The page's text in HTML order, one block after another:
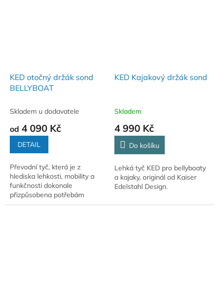
KED otočný držák sond
BELLYBOAT
Skladem u dodavatele
od 4 090 Kč
DETAIL
Převodní tyč, která je z
hlediska lehkosti, mobility a
funkčnosti dokonale
přizpůsobena potřebám
moderního rybolovu živou
KED Kajakový držák sond
Skladem
4 990 Kč
Do košíku
Lehká tyč KED pro bellyboaty
a kajaky, originál od Kaiser
Edelstahl Design.